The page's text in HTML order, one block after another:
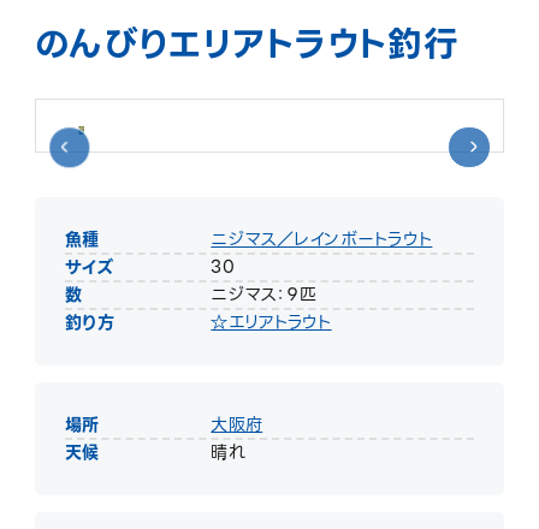
のんびりエリアトラウト釣行
魚種
ニジマス／レインボートラウト
サイズ
30
数
ニジマス：９匹
釣り方
☆エリアトラウト
場所
大阪府
天候
晴れ